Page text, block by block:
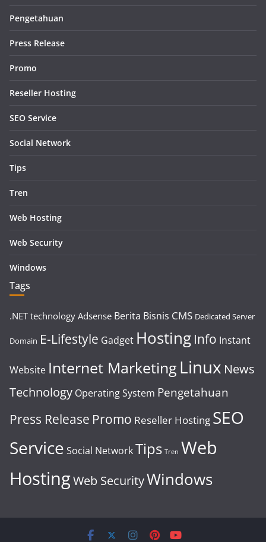
Pengetahuan
Press Release
Promo
Reseller Hosting
SEO Service
Social Network
Tips
Tren
Web Hosting
Web Security
Windows
Tags
.NET technology Adsense Berita Bisnis CMS Dedicated Server
Domain E-Lifestyle Gadget Hosting Info Instant
Website Internet Marketing Linux News
Technology Operating System Pengetahuan
Press Release Promo Reseller Hosting SEO
Service Social NetworkTips Tren Web
HostingWeb SecurityWindows